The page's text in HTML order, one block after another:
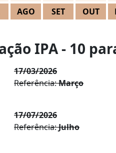
AGO SET OUT
IPA - 10
17/03/2026
Referência:Março
17/07/2026
Referência:Julho